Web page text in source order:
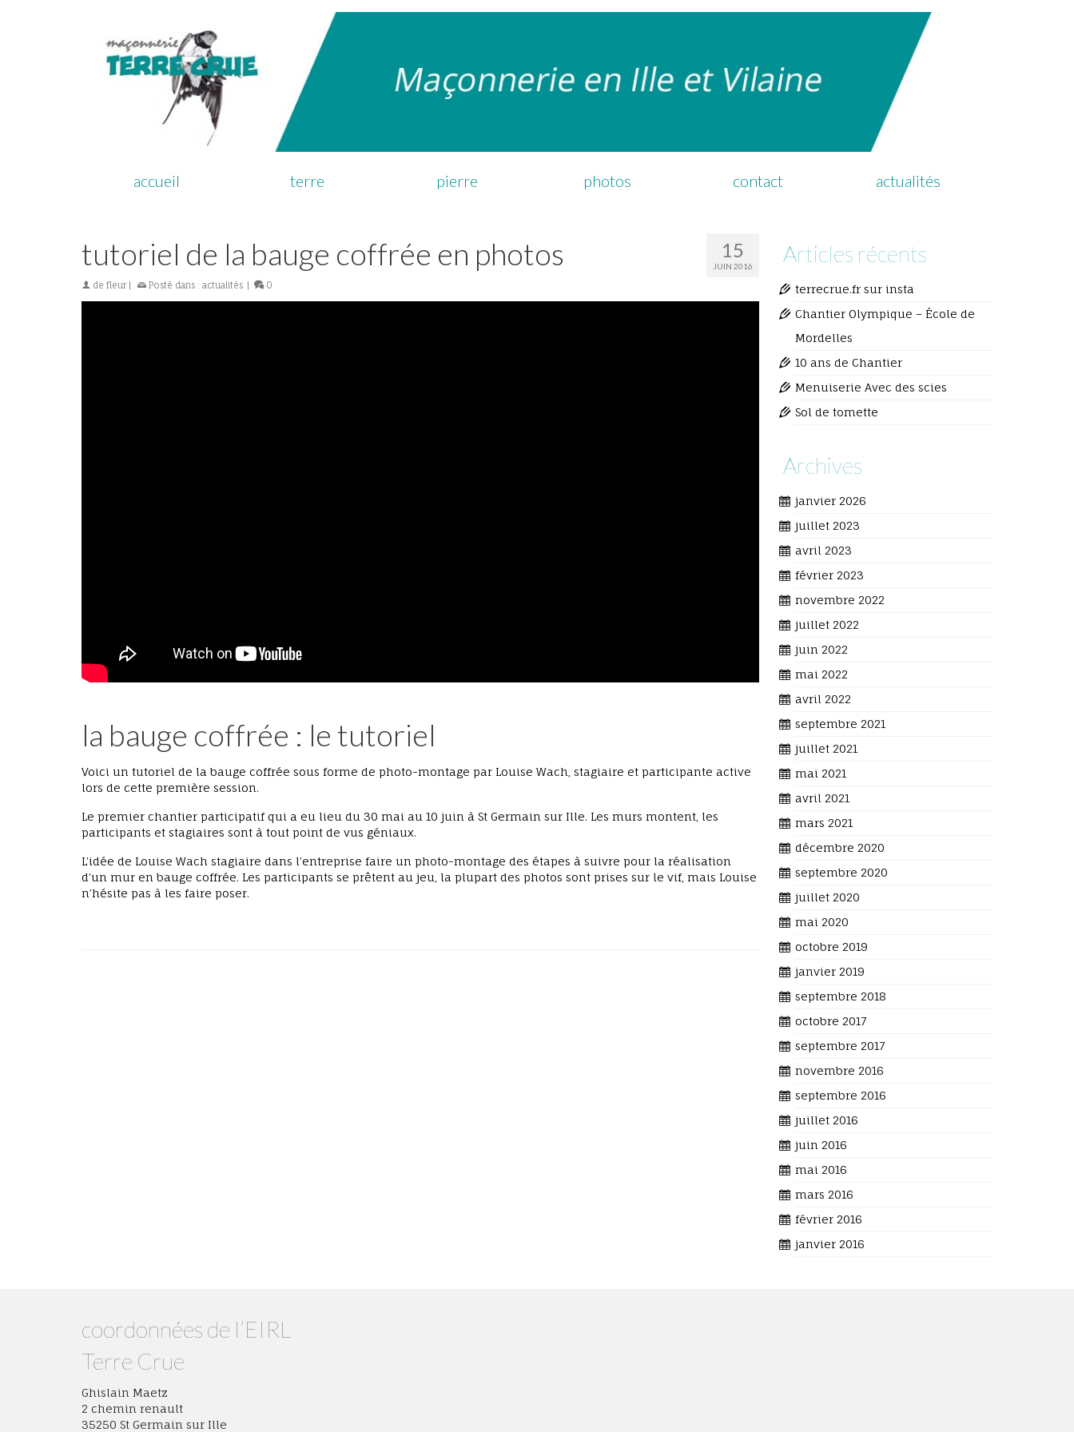
accueil terre pierre photos contact actualités
15
JUIN 2016
tutoriel de la bauge coffrée en photos
de fleur Posté dans : actualités 0
la bauge coffrée : le tutoriel
Voici un tutoriel de la bauge coffrée sous forme de photo-montage par Louise Wach, stagiaire et participante active
lors de cette première session.
Le premier chantier participatif qui a eu lieu du 30 mai au 10 juin à St Germain sur Ille. Les murs montent, les
participants et stagiaires sont à tout point de vus géniaux.
L’idée de Louise Wach stagiaire dans l’entreprise faire un photo-montage des étapes à suivre pour la réalisation
d’un mur en bauge coffrée. Les participants se prêtent au jeu, la plupart des photos sont prises sur le vif, mais Louise
n’hésite pas à les faire poser.
Articles récents
terrecrue.fr sur insta
Chantier Olympique – École de
Mordelles
10 ans de Chantier
Menuiserie Avec des scies
Sol de tomette
Archives
janvier 2026
juillet 2023
avril 2023
février 2023
novembre 2022
juillet 2022
juin 2022
mai 2022
avril 2022
septembre 2021
juillet 2021
mai 2021
avril 2021
mars 2021
décembre 2020
septembre 2020
juillet 2020
mai 2020
octobre 2019
janvier 2019
septembre 2018
octobre 2017
septembre 2017
novembre 2016
septembre 2016
juillet 2016
juin 2016
mai 2016
mars 2016
février 2016
janvier 2016
coordonnées de l’EIRL
Terre Crue
Ghislain Maetz
2 chemin renault
35250 St Germain sur Ille